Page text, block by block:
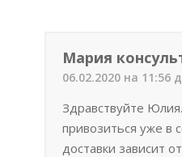
Мария
06.02.2020 на 11:56
Здравствуйте
привозиться уже в
доставки зависит